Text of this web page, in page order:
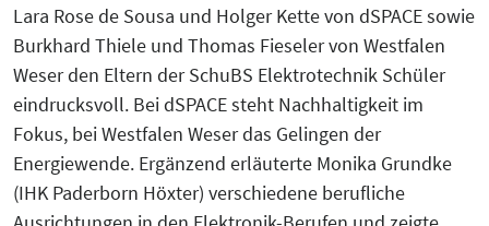
Lara Rose de Sousa und Holger Kette von dSPACE sowie
Burkhard Thiele und Thomas Fieseler von Westfalen
Weser den Eltern der SchuBS Elektrotechnik Schüler
eindrucksvoll. Bei dSPACE steht Nachhaltigkeit im
Fokus, bei Westfalen Weser das Gelingen der
Energiewende. Ergänzend erläuterte Monika Grundke
(IHK Paderborn Höxter) verschiedene berufliche
progressivKI (ausgelaufen)